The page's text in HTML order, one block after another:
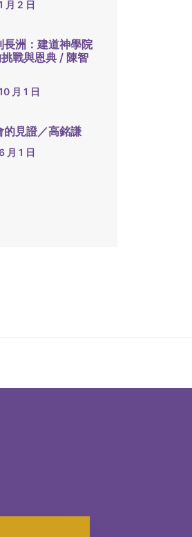
月 2 日
長洲：建道神學院
戰與恩典 / 陳智
月 1 日
的見證／高銘謙
月 1 日